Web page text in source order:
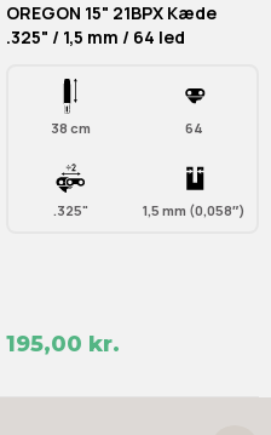
OREGON 15" 21BPX Kæde
.325" / 1,5 mm / 64 led
38 cm 64
.325" 1,5 mm (0,058″)
195,00 kr.